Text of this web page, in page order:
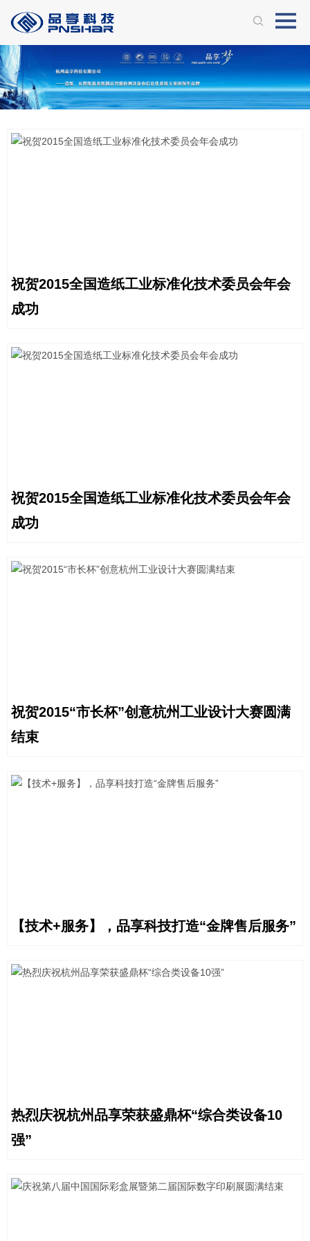
祝贺2015全国造纸工业标准化技术委员会年会
成功
祝贺2015全国造纸工业标准化技术委员会年会
成功
祝贺2015“市长杯”创意杭州工业设计大赛圆满
结束
【技术+服务】，品享科技打造“金牌售后服务”
热烈庆祝杭州品享荣获盛鼎杯“综合类设备10
强”